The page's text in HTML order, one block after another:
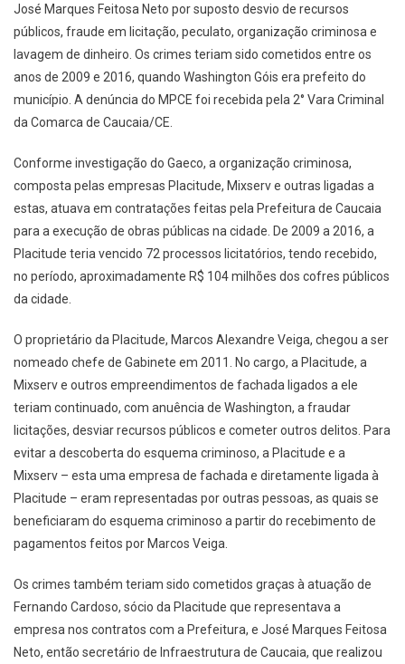
José Marques Feitosa Neto por suposto desvio de recursos
públicos, fraude em licitação, peculato, organização criminosa e
lavagem de dinheiro. Os crimes teriam sido cometidos entre os
anos de 2009 e 2016, quando Washington Góis era prefeito do
município. A denúncia do MPCE foi recebida pela 2° Vara Criminal
da Comarca de Caucaia/CE.
Conforme investigação do Gaeco, a organização criminosa,
composta pelas empresas Placitude, Mixserv e outras ligadas a
estas, atuava em contratações feitas pela Prefeitura de Caucaia
para a execução de obras públicas na cidade. De 2009 a 2016, a
Placitude teria vencido 72 processos licitatórios, tendo recebido,
no período, aproximadamente R$ 104 milhões dos cofres públicos
da cidade.
O proprietário da Placitude, Marcos Alexandre Veiga, chegou a ser
nomeado chefe de Gabinete em 2011. No cargo, a Placitude, a
Mixserv e outros empreendimentos de fachada ligados a ele
teriam continuado, com anuência de Washington, a fraudar
licitações, desviar recursos públicos e cometer outros delitos. Para
evitar a descoberta do esquema criminoso, a Placitude e a
Mixserv – esta uma empresa de fachada e diretamente ligada à
Placitude – eram representadas por outras pessoas, as quais se
beneficiaram do esquema criminoso a partir do recebimento de
pagamentos feitos por Marcos Veiga.
Os crimes também teriam sido cometidos graças à atuação de
Fernando Cardoso, sócio da Placitude que representava a
empresa nos contratos com a Prefeitura, e José Marques Feitosa
Neto, então secretário de Infraestrutura de Caucaia, que realizou